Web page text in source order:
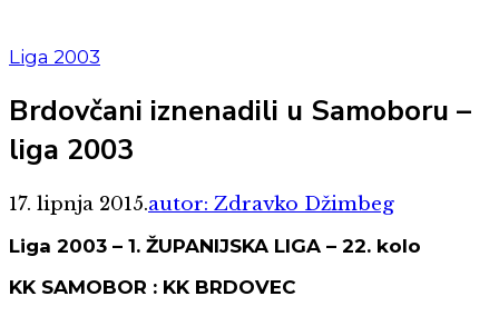
Liga 2003
Brdovčani iznenadili u Samoboru –
liga 2003
17. lipnja 2015.autor: Zdravko Džimbeg
Liga 2003 – 1. ŽUPANIJSKA LIGA – 22. kolo
KK SAMOBOR : KK BRDOVEC